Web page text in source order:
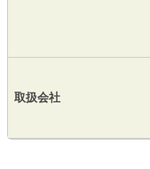
取扱会社